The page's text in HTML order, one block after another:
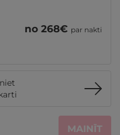
no 268€ par nakti
MAINĪT